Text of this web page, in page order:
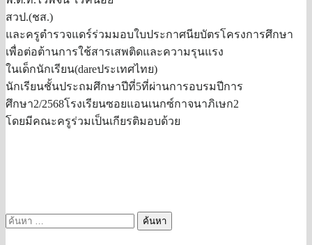
สวป.(ชส.)
และครูตำรวจแดร์ร่วมมอบใบประกาศนียบัตรโครงการศึกษา
เพื่อต่อต้านการใช้สารเสพติดและความรุนแรง
ในเด็กนักเรียน(dareประเทศไทย)
นักเรียนชั้นประถมศึกษาปีที่5ที่ผ่านการอบรมปีการ
ศึกษา2/2568โรงเรียนซอยแอนเนกซ์กาจนาภิเษก2
โดยมีคณะครูร่วมเป็นเกียรติมอบด้วย
ค้นหา